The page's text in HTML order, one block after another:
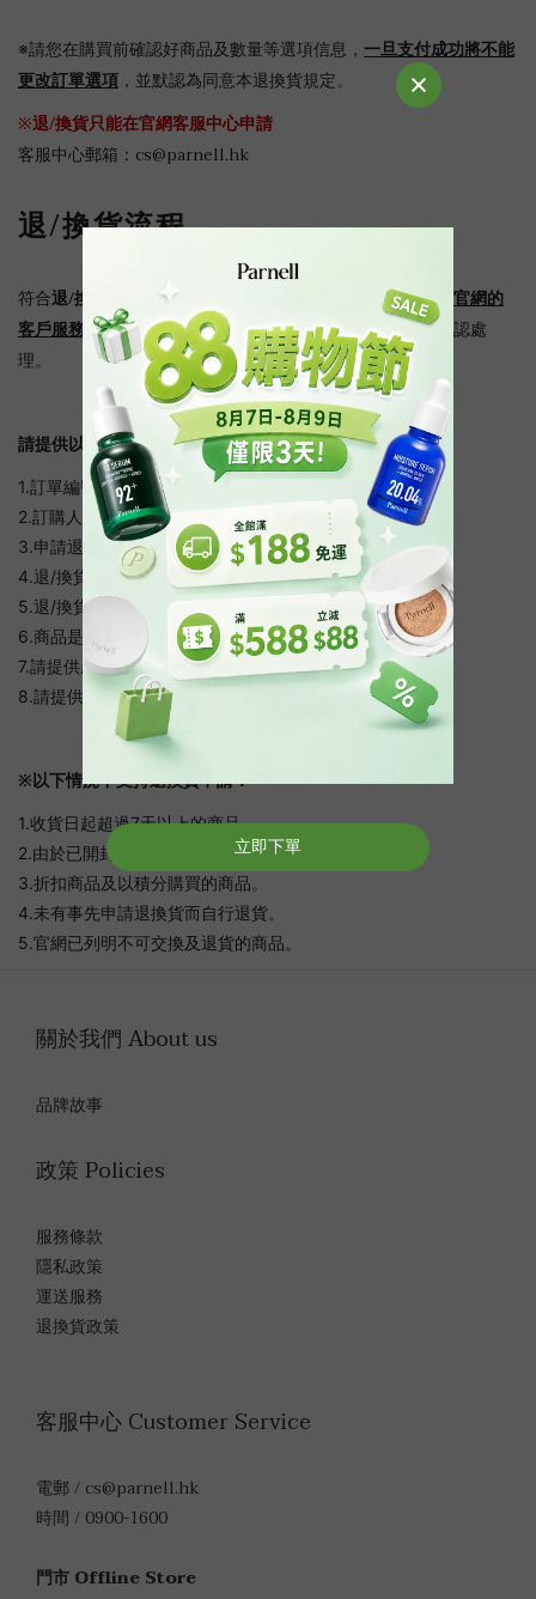
※請您在購買前確認好商品及數量等選項信息， 一旦支付成功將不能
更改訂單選項 ，並默認為同意本退換貨規定。
※退/換貨只能在官網客服中心申請
客服中心郵箱： cs@parnell.hk
退/換貨流程
符合退/換貨 貨條件的商品，請您務必 在收貨日起計7天內與官網的
客戶服務中心聯系並提供以下相關信息，我們將盡快為您確認處
理。
請提供以下資料, 以便客服人員進行審核：
1.訂單編號：
2.訂購人姓名：
3.申請退/換貨的產品名稱及數量：
4.退/換貨貨原因：
5.退/換貨收件地址, 連絡電話, 聯絡人姓名：
6.商品是否有開封：
7.請提供產品照片, 以便客服人員確認商品完整性
8.請提供購買時付款方式
※以下情況不支持退換貨申請：
1.收貨日起超過7天以上的商品
2.由於已開封或損毀而影響二次銷售的商品。
3.折扣商品及以積分購買的商品。
4.未有事先申請退換貨而自行退貨。
5.官網已列明不可交換及退貨的商品。
關於我們 About us
品牌故事
政策 Policies
服務條款
隱私政策
運送服務
退換貨政策
客服中心 Customer Service
電郵 / cs@parnell.hk
時間 / 0900-1600
門市 Offline Store